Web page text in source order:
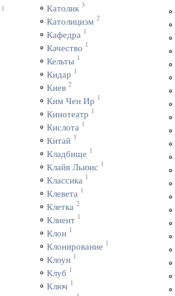
1 Католик 3
Католицизм 2
Кафедра 1
Качество 1
Кельты 1
Кидар 1
Киев 2
Ким Чен Ир 1
Кинотеатр 1
Кислота 1
Китай 3
Кладбище 1
Клайв Льюис 1
Классика 1
Клевета 1
Клетка 2
Клиент 1
Клон 1
Клонирование 1
Клоун 1
Клуб 1
Ключ 1